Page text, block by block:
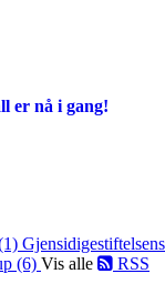
er nå i gang!
Gjensidigestiftelsens
(6) Vis alle RSS